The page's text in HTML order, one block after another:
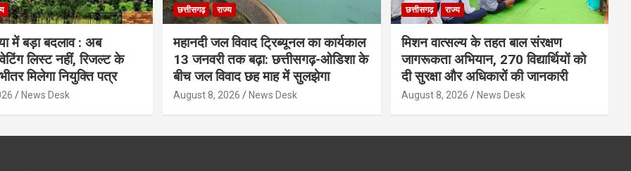
में बड़ा बदलाव : अब
लिस्ट नहीं, रिजल्ट के
मिलेगा नियुक्ति पत्र
News Desk
छत्तीसगढ़ राज्य
महानदी जल विवाद ट्रिब्यूनल का कार्यकाल
13 जनवरी तक बढ़ा: छत्तीसगढ़-ओडिशा के
बीच जल विवाद छह माह में सुलझेगा
August 8, 2026 News Desk
छत्तीसगढ़ राज्य
मिशन वात्सल्य के तहत बाल संरक्षण
जागरूकता अभियान, 270 विद्यार्थियों को
दी सुरक्षा और अधिकारों की जानकारी
August 8, 2026 News Desk